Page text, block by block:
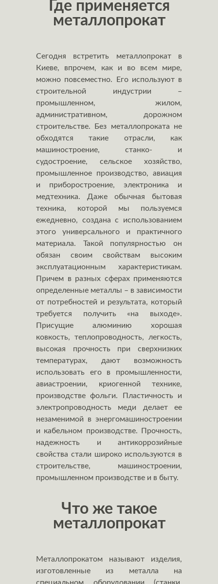
Где применяется
металлопрокат
Сегодня встретить металлопрокат в
Киеве, впрочем, как и во всем мире,
можно повсеместно. Его используют в
строительной индустрии –
промышленном, жилом,
административном, дорожном
строительстве. Без металлопроката не
обходятся такие отрасли, как
машиностроение, станко- и
судостроение, сельское хозяйство,
промышленное производство, авиация
и приборостроение, электроника и
медтехника. Даже обычная бытовая
техника, которой мы пользуемся
ежедневно, создана с использованием
этого универсального и практичного
материала. Такой популярностью он
обязан своим свойствам высоким
эксплуатационным характеристикам.
Причем в разных сферах применяются
определенные металлы – в зависимости
от потребностей и результата, который
требуется получить «на выходе».
Присущие алюминию хорошая
ковкость, теплопроводность, легкость,
высокая прочность при сверхнизких
температурах, дают возможность
использовать его в промышленности,
авиастроении, криогенной технике,
производстве фольги. Пластичность и
электропроводность меди делает ее
незаменимой в энергомашиностроении
и кабельном производстве. Прочность,
надежность и антикоррозийные
свойства стали широко используются в
строительстве, машиностроении,
промышленном производстве и в быту.
Что же такое
металлопрокат
Металлопрокатом называют изделия,
изготовленные из металла на